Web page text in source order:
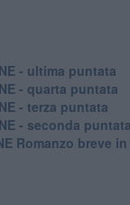
- ultima puntata
- quarta puntata
- terza puntata
- seconda puntata
Romanzo breve